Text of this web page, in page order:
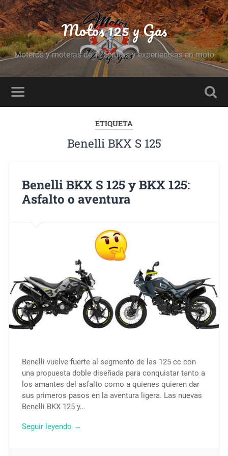
Motos 125 y Gas
Moteros y moteras de 125, rutas y experiencias en moto
ETIQUETA
Benelli BKX S 125
Benelli BKX S 125 y BKX 125:
Asfalto o aventura
Benelli vuelve fuerte al segmento de las 125 cc con
una propuesta doble diseñada para conquistar tanto a
los amantes del asfalto como a quienes quieren dar
sus primeros pasos en la aventura ligera. Las nuevas
Benelli BKX 125 y…
Seguir leyendo →